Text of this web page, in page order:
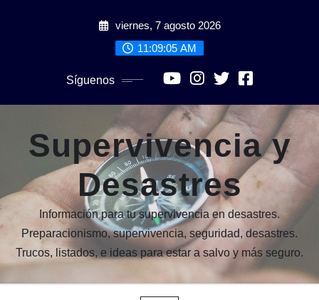
viernes, 7 agosto 2026
11:09:07 AM
Síguenos
Supervivencia y
Desastres
Información para tu supervivencia en desastres.
Preparacionismo, supervivencia, seguridad, desastres.
Trucos, listados, e ideas para estar a salvo y más seguro.